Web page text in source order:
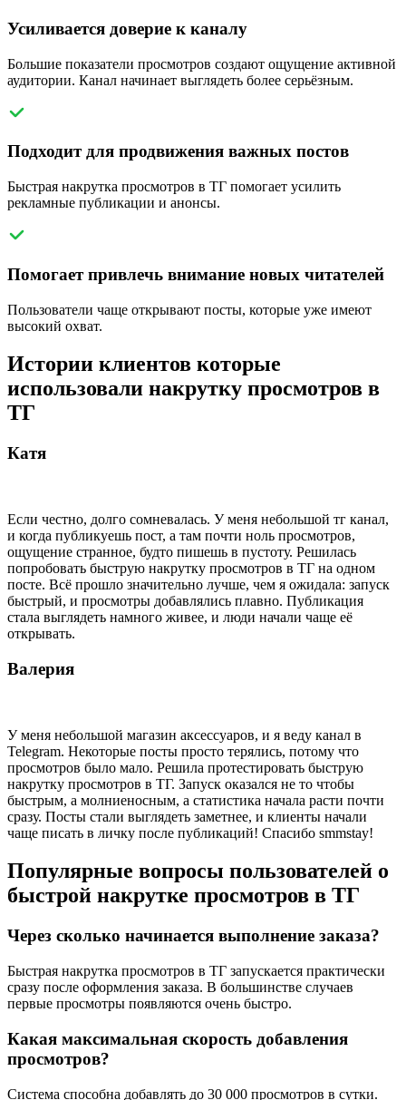
Усиливается доверие к каналу
Большие показатели просмотров создают ощущение активной
аудитории. Канал начинает выглядеть более серьёзным.
Подходит для продвижения важных постов
Быстрая накрутка просмотров в ТГ помогает усилить
рекламные публикации и анонсы.
Помогает привлечь внимание новых читателей
Пользователи чаще открывают посты, которые уже имеют
высокий охват.
Истории клиентов которые
использовали накрутку просмотров в
ТГ
Катя
Если честно, долго сомневалась. У меня небольшой тг канал,
и когда публикуешь пост, а там почти ноль просмотров,
ощущение странное, будто пишешь в пустоту. Решилась
попробовать быструю накрутку просмотров в ТГ на одном
посте. Всё прошло значительно лучше, чем я ожидала: запуск
быстрый, и просмотры добавлялись плавно. Публикация
стала выглядеть намного живее, и люди начали чаще её
открывать.
Валерия
У меня небольшой магазин аксессуаров, и я веду канал в
Telegram. Некоторые посты просто терялись, потому что
просмотров было мало. Решила протестировать быструю
накрутку просмотров в ТГ. Запуск оказался не то чтобы
быстрым, а молниеносным, а статистика начала расти почти
сразу. Посты стали выглядеть заметнее, и клиенты начали
чаще писать в личку после публикаций! Спасибо smmstay!
Популярные вопросы пользователей о
быстрой накрутке просмотров в ТГ
Через сколько начинается выполнение заказа?
Быстрая накрутка просмотров в ТГ запускается практически
сразу после оформления заказа. В большинстве случаев
первые просмотры появляются очень быстро.
Какая максимальная скорость добавления
просмотров?
Система способна добавлять до 30 000 просмотров в сутки.